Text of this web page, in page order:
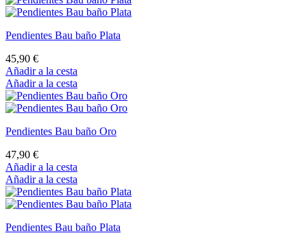
Pendientes Bau baño Plata
45,90 €
Añadir a la cesta
Añadir a la cesta
Pendientes Bau baño Oro
47,90 €
Añadir a la cesta
Añadir a la cesta
Pendientes Bau baño Plata